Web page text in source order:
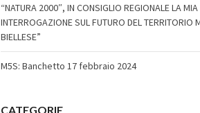
“NATURA 2000″, IN CONSIGLIO REGIONALE LA MIA
INTERROGAZIONE SUL FUTURO DEL TERRITORIO
BIELLESE”
M5S: Banchetto 17 febbraio 2024
CATEGORIE